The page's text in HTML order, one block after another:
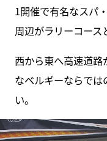
1開催で有名なスパ
周辺がラリーコース
西から東へ高速道
なベルギーならで
い。